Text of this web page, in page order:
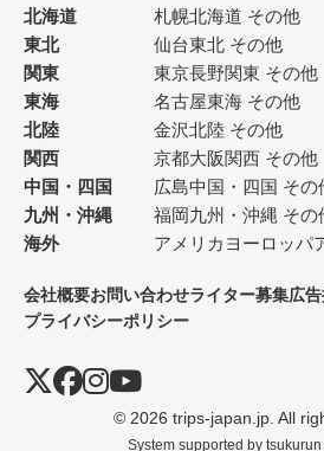
北海道 札幌北海道 その他
東北
仙台東北 その他
関東
東京長野関東 その他
東海
名古屋東海 その他
北陸
金沢北陸 その他
関西
京都大阪関西 その他
中国・四国
広島中国・四国 その
九州・沖縄
福岡九州・沖縄 その
海外
アメリカ ヨーロッパ
会社概要お問い合わせライター募集広
プライバシーポリシー
© 2026 trips-japan.jp. All
System supported by tsukurun